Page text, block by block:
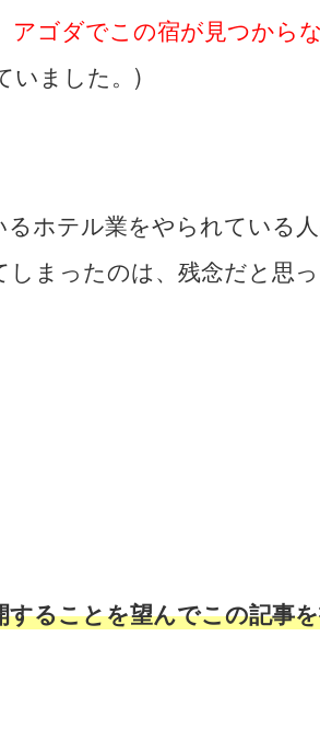
アゴダでこの宿が見つからな
いました。)
ホテル業をやられている
まったのは、残念だと思っ
ることを望んでこの記事